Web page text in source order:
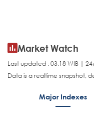
Market Watch
Last updated : 03.18 WIB |
Data is a realtime snapshot,
Major Indexes